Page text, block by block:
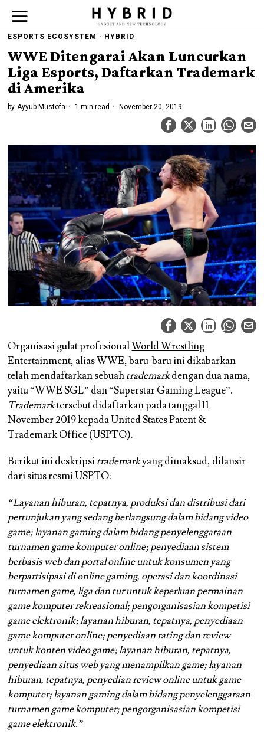
ESPORTS ECOSYSTEM · HYBRID
WWE Ditengarai Akan Luncurkan
Liga Esports, Daftarkan Trademark
di Amerika
by Ayyub Mustofa 1 min read November 20, 2019
Organisasi gulat profesionalWorld Wrestling
Entertainment, alias WWE, baru-baru ini dikabarkan
telah mendaftarkan sebuahtrademarkdengan dua nama,
yaitu“WWE SGL” dan“Superstar Gaming League”.
Trademarktersebut didaftarkan pada tanggal 11
November 2019 kepada United States Patent &
Trademark Office (USPTO).
Berikut ini deskripsitrademarkyang dimaksud, dilansir
darisitus resmi USPTO:
“Layanan hiburan, tepatnya, produksi dan distribusi dari
pertunjukan yang sedang berlangsung dalam bidang video
game; layanan gaming dalam bidang penyelenggaraan
turnamen game komputer online; penyediaan sistem
berbasis web dan portal online untuk konsumen yang
berpartisipasi di online gaming, operasi dan koordinasi
turnamen game, liga dan tur untuk keperluan permainan
game komputer rekreasional; pengorganisasian kompetisi
game elektronik; layanan hiburan, tepatnya, penyediaan
game komputer online; penyediaan rating dan review
untuk konten video game; layanan hiburan, tepatnya,
penyediaan situs web yang menampilkan game; layanan
hiburan, tepatnya, penyedian review online untuk game
komputer; layanan gaming dalam bidang penyelenggaraan
turnamen game komputer; pengorganisasian kompetisi
game elektronik.”